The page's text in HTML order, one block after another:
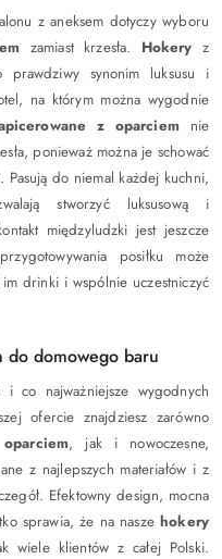
z aneksem dotyczy wyboru
zamiast krzesła. Hokery z
prawdziwy synonim luksusu i
na którym można wygodnie
z oparciemnie
ponieważ można je schować
Pasują do niemal każdej kuchni,
stworzyć luksusową i
międzyludzki jest jeszcze
posiłku może
drinki i wspólnie uczestniczyć
do domowego baru
i co najważniejsze wygodnych
ofercie znajdziesz zarówno
, jak i nowoczesne,
z najlepszych materiałów i z
Efektowny design, mocna
sprawia, że na naszehokery
wiele klientów z całej Polski.